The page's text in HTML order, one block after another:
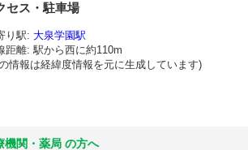
セス・駐車場
り駅: 大泉学園駅
距離: 駅から西に約110m
情報は経緯度情報を元に生成しています)
機関・薬局 の方へ